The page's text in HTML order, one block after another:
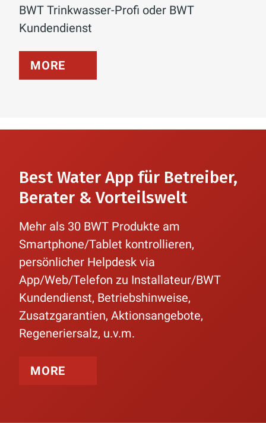
BWT Trinkwasser-Profi oder BWT
Kundendienst
MORE
Best Water App für Betreiber,
Berater & Vorteilswelt
Mehr als 30 BWT Produkte am
Smartphone/Tablet kontrollieren,
persönlicher Helpdesk via
App/Web/Telefon zu Installateur/BWT
Kundendienst, Betriebshinweise,
Zusatzgarantien, Aktionsangebote,
Regeneriersalz, u.v.m.
MORE